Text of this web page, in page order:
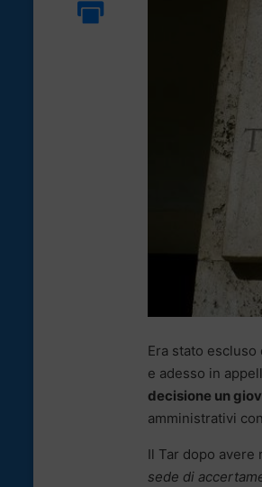
Era stato
e adesso in
decisione un
amministrativi
Il Tar dopo avere
sede di